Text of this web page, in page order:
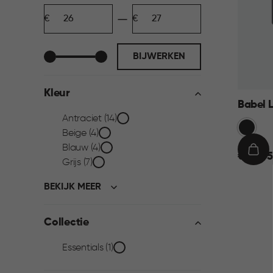
filter
BIJWERKEN
Kleur
Kleur
filter
Antraciet (14)
Beige (4)
Blauw (4)
Grijs (7)
BEKIJK MEER
Collectie
Collectie
Essentials (1)
Babel
Zwart
€€ 26,95
IN